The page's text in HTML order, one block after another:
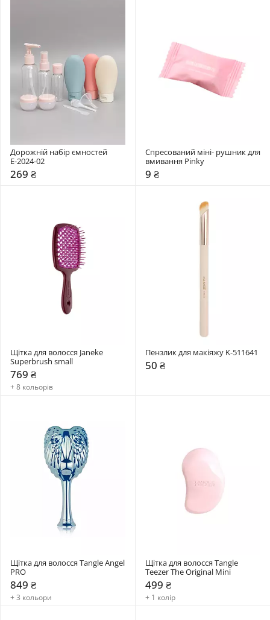
Дорожній набір ємностей
Е-2024-02
269 ₴
Спресований міні- рушник для
вмивання Pinky
9 ₴
Щітка для волосся Janeke
Superbrush small
769 ₴
+ 8 кольорів
Пензлик для макіяжу K-511641
50 ₴
Щітка для волосся Tangle Angel
PRO
849 ₴
+ 3 кольори
Щітка для волосся Tangle
Teezer The Original Mini
499 ₴
+ 1 колір